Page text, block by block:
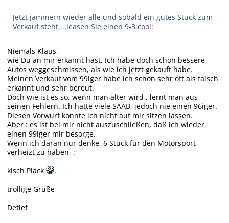
Jetzt jammern wieder alle und sobald ein gutes Stück zum
Verkauf steht....leasen Sie einen 9-3:cool:
Niemals Klaus,
wie Du an mir erkannt hast. Ich habe doch schon bessere
Autos weggeschmissen, als wie ich jetzt gekauft habe.
Meinen Verkauf vom 99iger habe ich schon sehr oft als falsch
erkannt und sehr bereut.
Doch wie ist es so, wenn man älter wird , lernt man aus
seinen Fehlern. Ich hatte viele SAAB, jedoch nie einen 96iger.
Diesen Vorwurf konnte ich nicht auf mir sitzen lassen.
Aber : es ist bei mir nicht auszuschließen, daß ich wieder
einen 99iger mir besorge.
Wenn ich daran nur denke, 6 Stück für den Motorsport
verheizt zu haben, :
kisch Plack
.
trollige Grüße
Detlef